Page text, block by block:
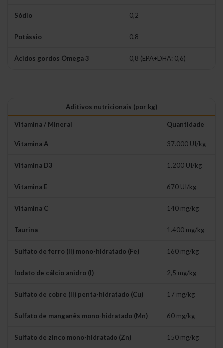
Sódio 0,2
Potássio 0,8
Ácidos gordos Ómega 3 0,8 (EPA+DHA: 0,6)
Aditivos nutricionais (por kg)
Vitamina / Mineral Quantidade
Vitamina A 37.000 UI/kg
Vitamina D3 1.200 UI/kg
Vitamina E 670 UI/kg
Vitamina C 140 mg/kg
Taurina 1.400 mg/kg
Sulfato de ferro (II) mono-hidratado (Fe) 160 mg/kg
Iodato de cálcio anidro (I) 2,5 mg/kg
Sulfato de cobre (II) penta-hidratado (Cu) 17 mg/kg
Sulfato de manganês mono-hidratado (Mn) 60 mg/kg
Sulfato de zinco mono-hidratado (Zn) 150 mg/kg